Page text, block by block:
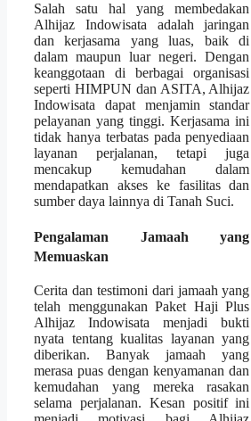
Salah satu hal yang membedakan
Alhijaz Indowisata adalah jaringan
dan kerjasama yang luas, baik di
dalam maupun luar negeri. Dengan
keanggotaan di berbagai organisasi
seperti HIMPUN dan ASITA, Alhijaz
Indowisata dapat menjamin standar
pelayanan yang tinggi. Kerjasama ini
tidak hanya terbatas pada penyediaan
layanan perjalanan, tetapi juga
mencakup kemudahan dalam
mendapatkan akses ke fasilitas dan
sumber daya lainnya di Tanah Suci.
Pengalaman Jamaah yang
Memuaskan
Cerita dan testimoni dari jamaah yang
telah menggunakan Paket Haji Plus
Alhijaz Indowisata menjadi bukti
nyata tentang kualitas layanan yang
diberikan. Banyak jamaah yang
merasa puas dengan kenyamanan dan
kemudahan yang mereka rasakan
selama perjalanan. Kesan positif ini